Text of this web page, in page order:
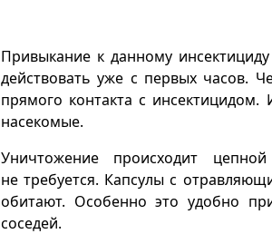
Привыкание к данному
действовать уже с первых часов.
прямого контакта с
насекомые.
Уничтожение происходит
не требуется. Капсулы с
обитают. Особенно это удобно
соседей.